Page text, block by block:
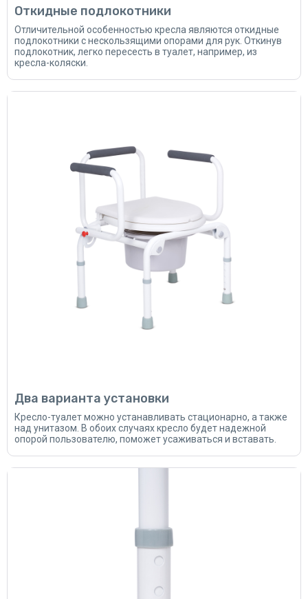
Откидные подлокотники
Отличительной особенностью кресла являются откидные
подлокотники с нескользящими опорами для рук. Откинув
подлокотник, легко пересесть в туалет, например, из
кресла-коляски.
Два варианта установки
Кресло-туалет можно устанавливать стационарно, а также
над унитазом. В обоих случаях кресло будет надежной
опорой пользователю, поможет усаживаться и вставать.